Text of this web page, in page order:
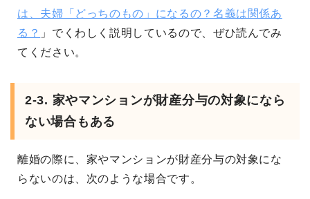
は、夫婦「どっちのもの」になるの？名義は関係あ
る？ 」でくわしく説明しているので、ぜひ読んでみ
てください。
2-3. 家やマンションが財産分与の対象になら
ない場合もある
離婚の際に、家やマンションが財産分与の対象にな
らないのは、次のような場合です。